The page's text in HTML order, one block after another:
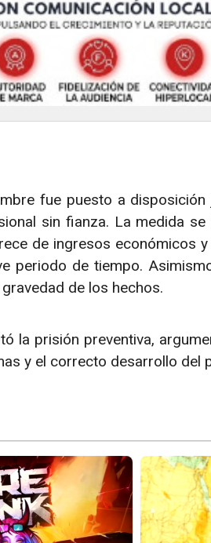
fue puesto a
sin fianza. La medida
de ingresos económicos
periodo de tiempo.
de los hechos.
la prisión preventiva,
y el correcto desarrollo del